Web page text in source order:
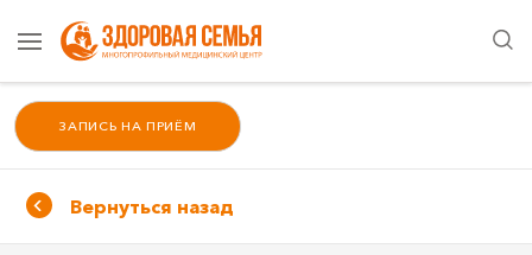
ЗАПИСЬ НА ПРИЁМ
Вернуться назад